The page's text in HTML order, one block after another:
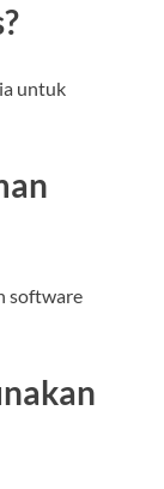
untuk
software